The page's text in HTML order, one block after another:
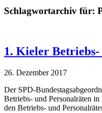
Schlagwortarchiv für:
1. Kieler
26. Dezember 2017
Der SPD-
Betriebs- und Personalräten
den Betriebs- und